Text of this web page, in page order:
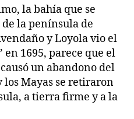
la bahía que se
la península de
y Loyola vio el
en 1695, parece que el
un abandono del
los Mayas se retiraron
a tierra firme y a la